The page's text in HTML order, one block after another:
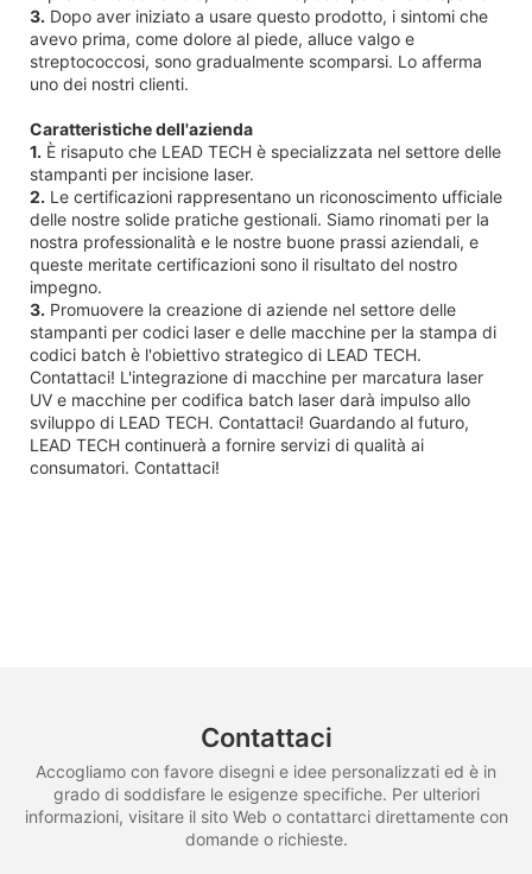
3. Dopo aver iniziato a usare questo prodotto, i sintomi che
avevo prima, come dolore al piede, alluce valgo e
streptococcosi, sono gradualmente scomparsi. Lo afferma
uno dei nostri clienti.
Caratteristiche dell'azienda
1. È risaputo che LEAD TECH è specializzata nel settore delle
stampanti per incisione laser.
2. Le certificazioni rappresentano un riconoscimento ufficiale
delle nostre solide pratiche gestionali. Siamo rinomati per la
nostra professionalità e le nostre buone prassi aziendali, e
queste meritate certificazioni sono il risultato del nostro
impegno.
3. Promuovere la creazione di aziende nel settore delle
stampanti per codici laser e delle macchine per la stampa di
codici batch è l'obiettivo strategico di LEAD TECH.
Contattaci! L'integrazione di macchine per marcatura laser
UV e macchine per codifica batch laser darà impulso allo
sviluppo di LEAD TECH. Contattaci! Guardando al futuro,
LEAD TECH continuerà a fornire servizi di qualità ai
consumatori. Contattaci!
Contattaci
Accogliamo con favore disegni e idee personalizzati ed è in
grado di soddisfare le esigenze specifiche. Per ulteriori
informazioni, visitare il sito Web o contattarci direttamente con
domande o richieste.